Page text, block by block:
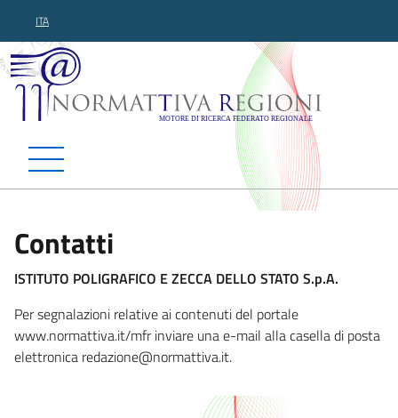
ITA
Normattiva Regioni -
Contatti
ISTITUTO POLIGRAFICO E ZECCA DELLO STATO S.p.A.
Per segnalazioni relative ai contenuti del portale
www.normattiva.it/mfr inviare una e-mail alla casella di posta
elettronica redazione@normattiva.it.